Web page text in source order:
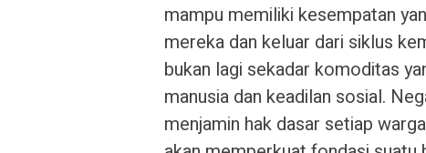
mampu memiliki kesempatan
mereka dan keluar dari siklus
bukan lagi sekadar komoditas
manusia dan keadilan sosial.
menjamin hak dasar setiap